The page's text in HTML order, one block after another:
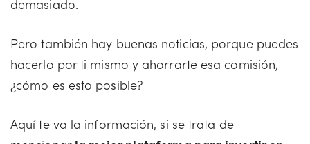
demasiado.
Pero también hay buenas noticias, porque puedes
hacerlo por ti mismo y ahorrarte esa comisión,
¿cómo es esto posible?
Aquí te va la información, si se trata de